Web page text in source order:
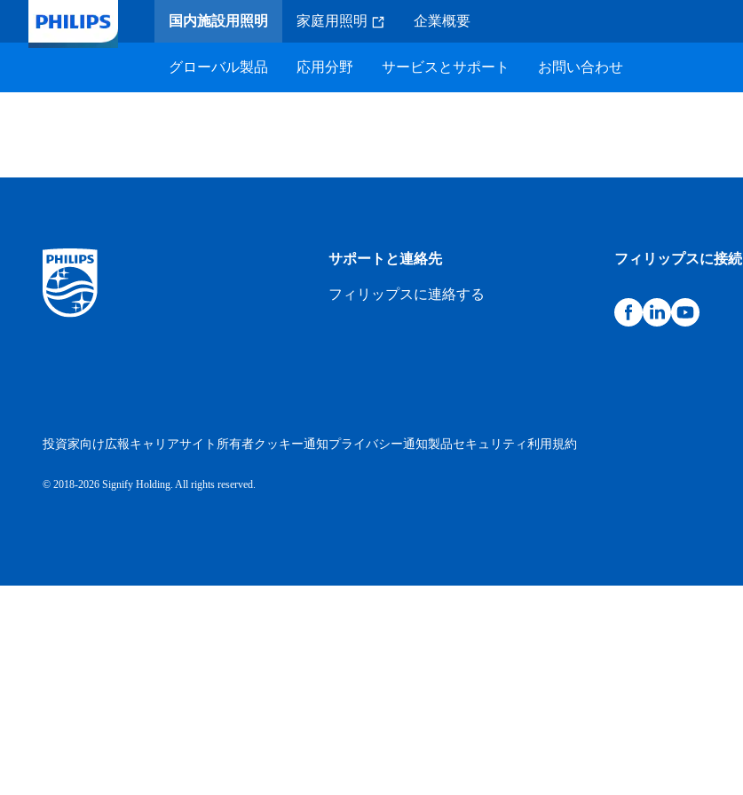
国内施設用照明 家庭用照明 企業概要
グローバル製品 応用分野 サービスとサポート お問い合わせ
サポートと連絡先
フィリップスに連絡する
フィリップスに接続
投資家向け広報キャリアサイト所有者クッキー通知プライバシー通知製品セキュリティ 利用規約
© 2018-2026 Signify Holding. All rights reserved.